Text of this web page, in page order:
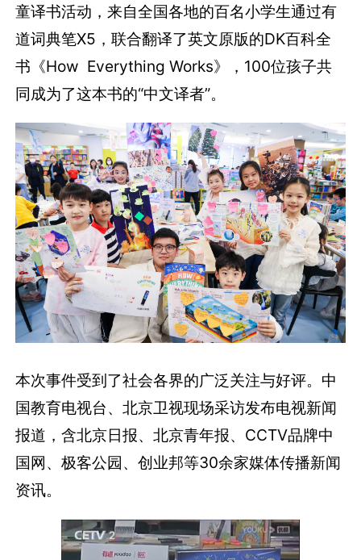
童译书活动，来自全国各地的百名小学生通过有
道词典笔X5，联合翻译了英文原版的DK百科全
书《How Everything Works》，100位孩子共
同成为了这本书的“中文译者”。
本次事件受到了社会各界的广泛关注与好评。中
国教育电视台、北京卫视现场采访发布电视新闻
报道，含北京日报、北京青年报、CCTV品牌中
国网、极客公园、创业邦等30余家媒体传播新闻
资讯。